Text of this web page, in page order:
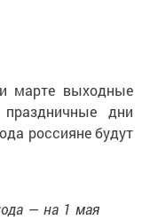
марте выходные
дни
россияне будут
— на 1 мая